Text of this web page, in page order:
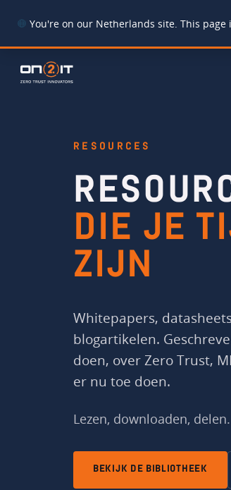
You're on our Netherlands site. This
RESOURCES
DIE JE
ZIJN
Whitepapers,
blogartikelen.
doen, over Zero Trust,
er nu toe doen.
Lezen, downloaden,
BEKIJK DE BIBLIOTHEEK